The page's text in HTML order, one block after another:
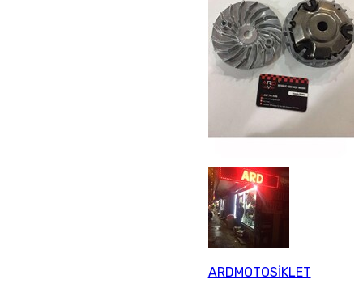
ARDMOTOSİKLET